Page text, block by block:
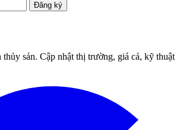
Đăng ký
sản. Cập nhật thị trường, giá cả, kỹ thuật